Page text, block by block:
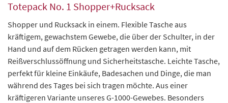
Totepack No. 1 Shopper+Rucksack
Shopper und Rucksack in einem. Flexible Tasche aus
kräftigem, gewachstem Gewebe, die über der Schulter, in der
Hand und auf dem Rücken getragen werden kann, mit
Reißverschlussöffnung und Sicherheitstasche. Leichte Tasche,
perfekt für kleine Einkäufe, Badesachen und Dinge, die man
während des Tages bei sich tragen möchte. Aus einer
kräftigeren Variante unseres G-1000-Gewebes. Besonders